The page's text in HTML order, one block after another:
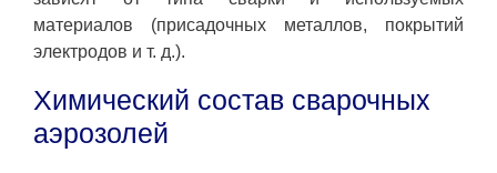
материалов (присадочных металлов, покрытий
электродов и т. д.).
Химический состав сварочных
аэрозолей